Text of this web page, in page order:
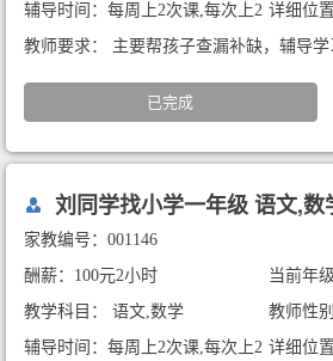
辅导时间：每周上2次课,每次上2
小时
详细位
教师要求： 主要帮孩子查漏补缺，辅导学
已完成
刘同学找小学一年级 语文,数
家教编号：001146
酬薪：100元2小时
当前年
教学科目： 语文,数学
教师性
辅导时间：每周上2次课,每次上2 详细位